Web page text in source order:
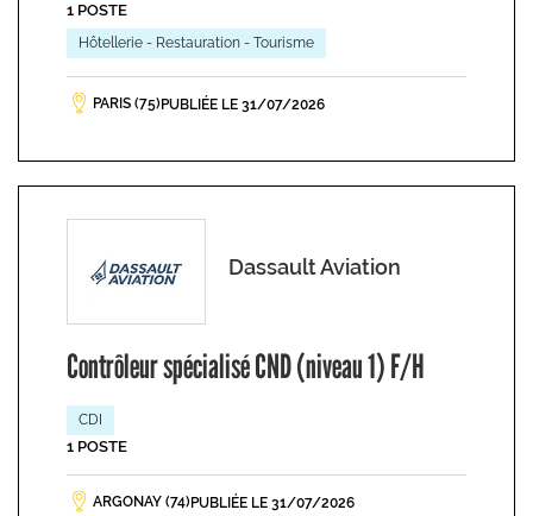
1 POSTE
Hôtellerie - Restauration - Tourisme
PARIS (75) PUBLIÉE LE 31/07/2026
Dassault Aviation
Contrôleur spécialisé CND (niveau 1) F/H
CDI
1 POSTE
ARGONAY (74) PUBLIÉE LE 31/07/2026